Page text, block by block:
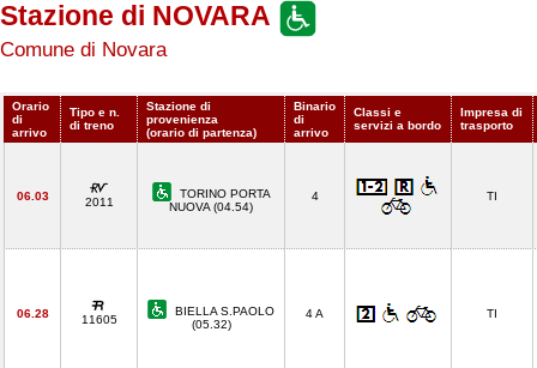
Stazione di NOVARA
Comune di Novara
Orario
di
arrivo
Tipo e n.
di treno
Stazione di
provenienza
(orario di partenza)
Binario
di
arrivo
Classi e
servizi a bordo
Impresa di
trasporto
06.03 2011
TORINO PORTA
NUOVA (04.54)
4 TI
06.28 11605
BIELLA S.PAOLO
(05.32)
4 A TI